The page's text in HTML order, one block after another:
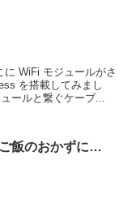
WiFi モジュールがさ
を搭載してみまし
ールと繋ぐケーブ...
飯のおかずに…